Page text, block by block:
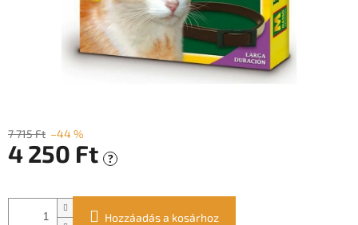
7 715 Ft –44 %
4 250 Ft ?
Hozzáadás a kosárhoz